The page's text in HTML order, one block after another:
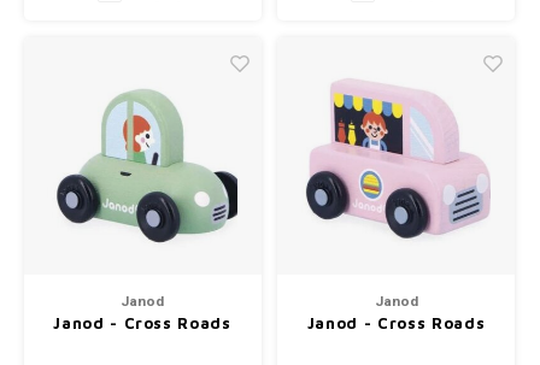
Janod
Janod - Cross Roads
Janod
Janod - Cross Roads